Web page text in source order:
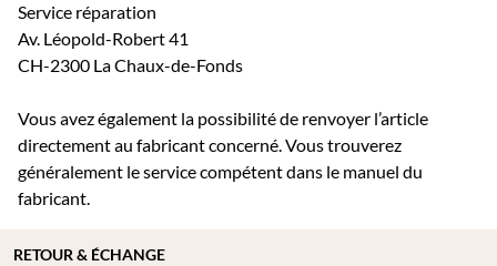
Service réparation
Av. Léopold-Robert 41
CH-2300 La Chaux-de-Fonds
Vous avez également la possibilité de renvoyer l’article
directement au fabricant concerné. Vous trouverez
généralement le service compétent dans le manuel du
fabricant.
RETOUR & ÉCHANGE